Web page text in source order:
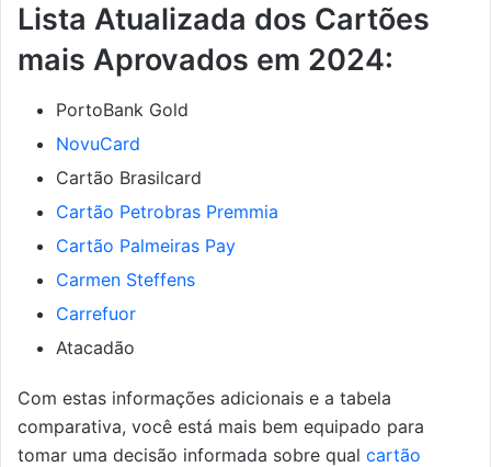
Lista Atualizada dos Cartões
mais Aprovados em 2024:
PortoBank Gold
NovuCard
Cartão Brasilcard
Cartão Petrobras Premmia
Cartão Palmeiras Pay
Carmen Steffens
Carrefuor
Atacadão
Com estas informações adicionais e a tabela
comparativa, você está mais bem equipado para
tomar uma decisão informada sobre qual cartão